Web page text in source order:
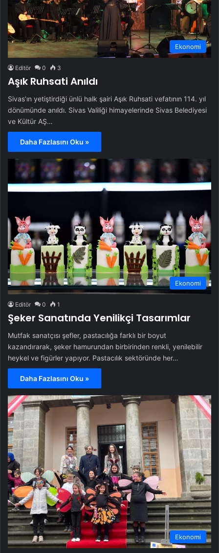
Ekonomi
Editör 0 3
Aşık Ruhsati Anıldı
Sivas’ın yetiştirdiği ünlü halk şairi Aşık Ruhsati vefatının 114. yıl
dönümünde anıldı. Sivas Valiliği himayelerinde Sivas Belediyesi
ve Kültür AŞ…
Daha Fazlasını Oku »
Ekonomi
Editör 0 1
Şeker Sanatında Yenilikçi Tasarımlar
Mutfak sanatçısı şefler, pastacılığa farklı bir boyut
kazandırarak, şeker hamurundan birbirinden renkli, yenilebilir
heykel ve figürler yapıyor. Pastacılık sektöründe her…
Daha Fazlasını Oku »
Ekonomi